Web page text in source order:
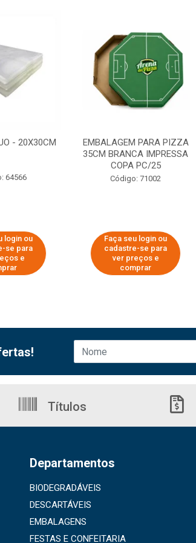
- 20X30CM
64566
login ou
se para
e
EMBALAGEM PARA PIZZA
35CM BRANCA IMPRESSA
COPA PC/25
Código: 71002
Faça seu login ou
cadastre-se para
ver preços e
comprar
Títulos
Departamentos
BIODEGRADÁVEIS
DESCARTÁVEIS
EMBALAGENS
FESTAS E CONFEITARIA